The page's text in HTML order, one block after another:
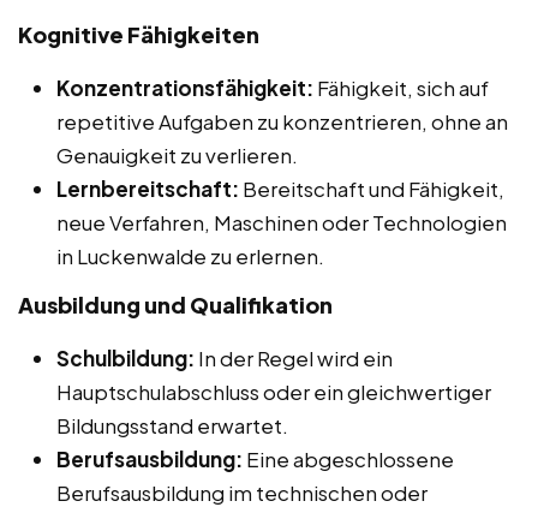
Kognitive Fähigkeiten
Konzentrationsfähigkeit: Fähigkeit, sich auf
repetitive Aufgaben zu konzentrieren, ohne an
Genauigkeit zu verlieren.
Lernbereitschaft: Bereitschaft und Fähigkeit,
neue Verfahren, Maschinen oder Technologien
in Luckenwalde zu erlernen.
Ausbildung und Qualifikation
Schulbildung: In der Regel wird ein
Hauptschulabschluss oder ein gleichwertiger
Bildungsstand erwartet.
Berufsausbildung: Eine abgeschlossene
Berufsausbildung im technischen oder